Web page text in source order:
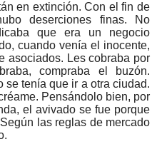
en extinción. Con el fin de
deserciones finas. No
que era un negocio
cuando venía el inocente,
asociados. Les cobraba por
compraba el buzón.
se tenía que ir a otra ciudad.
Pensándolo bien, por
el avivado se fue porque
las reglas de mercado